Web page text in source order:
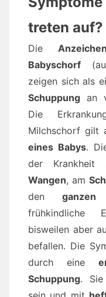
treten auf?
Die
Babyschorf
zeigen sich als
Schuppung an
Die
Milchschorf gilt
eines Babys.
der Krankheit
Wangen, am
den
frühkindliche
bisweilen aber
befallen. Die
durch eine
Schuppung.